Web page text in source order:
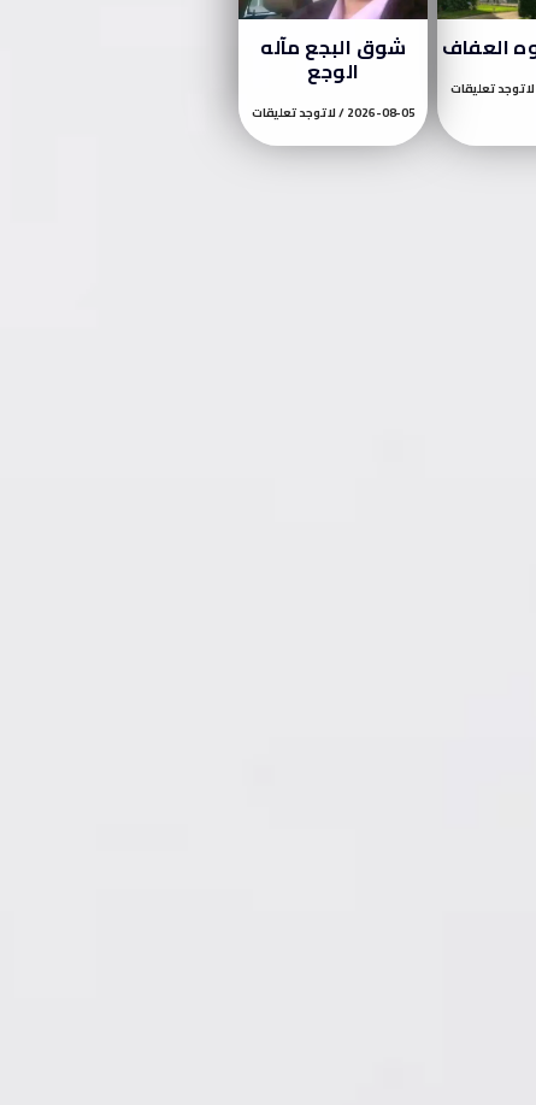
العفاف
توجد تعليقات
شوق البجع مآله
الوجع
2026-08-05 لا توجد تعليقات